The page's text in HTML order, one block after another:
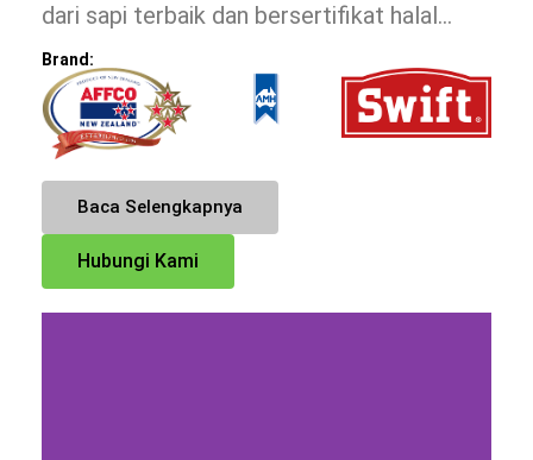
dari sapi terbaik dan bersertifikat halal…
Brand:
Baca Selengkapnya
Hubungi Kami